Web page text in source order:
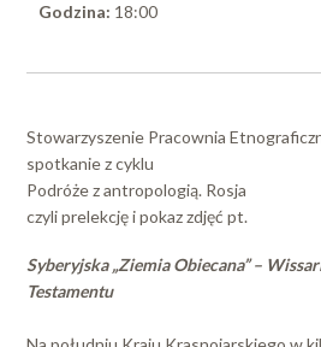
Godzina: 18:00
Stowarzyszenie Pracownia
spotkanie z cyklu
Podróże z antropologią. Rosja
czyli prelekcję i pokaz zdjęć pt.
Syberyjska „Ziemia Obiecana” –
Testamentu